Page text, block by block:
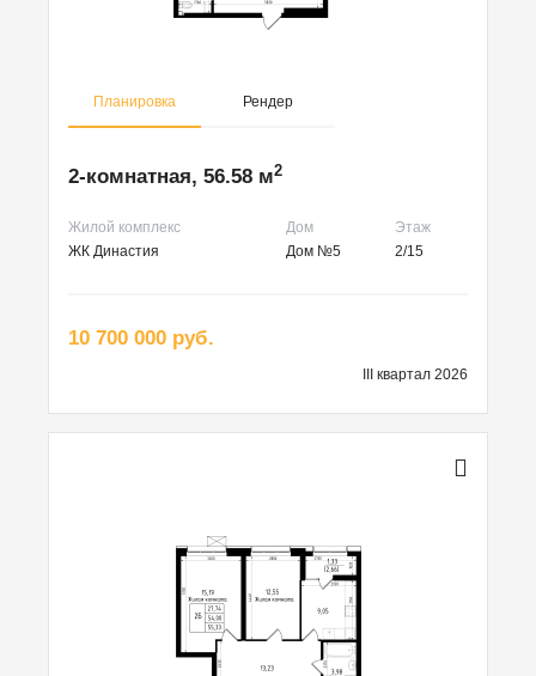
Планировка Рендер
2-комнатная, 56.58 м2
Жилой комплекс Дом
Этаж
ЖК Династия
Дом №5 2/15
10 700 000 руб.
III квартал 2026